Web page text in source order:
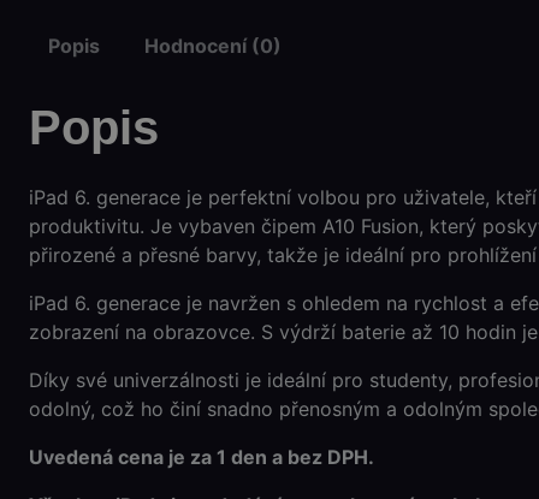
Popis Hodnocení (0)
Popis
iPad 6. generace je perfektní volbou pro uživatele,
produktivitu. Je vybaven čipem A10 Fusion, který
přirozené a přesné barvy, takže je ideální pro
iPad 6. generace je navržen s ohledem na rychlost a
zobrazení na obrazovce. S výdrží baterie až 10 hodin
Díky své univerzálnosti je ideální pro studenty,
odolný, což ho činí snadno přenosným a odolným
Uvedená cena je za 1 den a bez DPH.